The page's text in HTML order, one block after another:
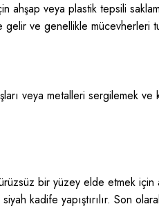
ahşap veya plastik tepsili
ve genellikle mücevherleri
veya metalleri sergilemek ve
bir yüzey elde etmek için
kadife yapıştırılır. Son